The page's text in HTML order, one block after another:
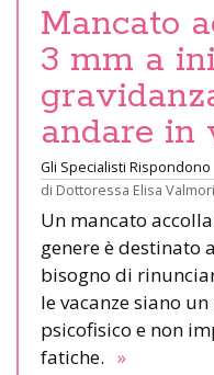
Mancato
3 mm a
andare in
Gli Specialisti Rispondono
di Dottoressa Elisa Valmori
Un mancato
genere è destinato
bisogno di
le vacanze siano
psicofisico e non
fatiche. »